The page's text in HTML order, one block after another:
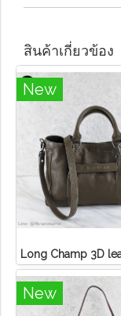
สินค้าเกี่ยวข้อง
New
New